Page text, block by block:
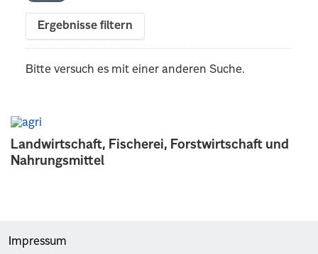
Landwirtschaft, Fischerei, Forstwirtschaft und
Nahrungsmittel
Ergebnisse filtern
Bitte versuch es mit einer anderen Suche.
Impressum